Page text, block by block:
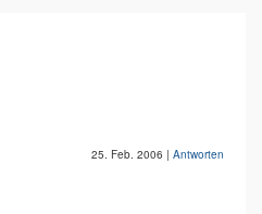
25. Feb. 2006 | Antworten